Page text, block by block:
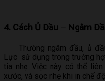
4. Cách Ủ Đầu – Ngâm
Thường ngâm đầu, ủ
Lực sử dụng trong trường
tia nhẹ. Việc này có thể
xước, và sọc nhẹ khi in chế